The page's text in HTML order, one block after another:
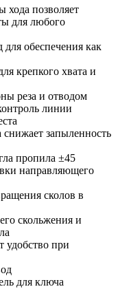
хода позволяет
для любого
обеспечения как
крепкого хвата и
реза и отводом
линии
запыленность
пропила ±45
направляющего
сколов в
скольжения и
удобство при
для ключа